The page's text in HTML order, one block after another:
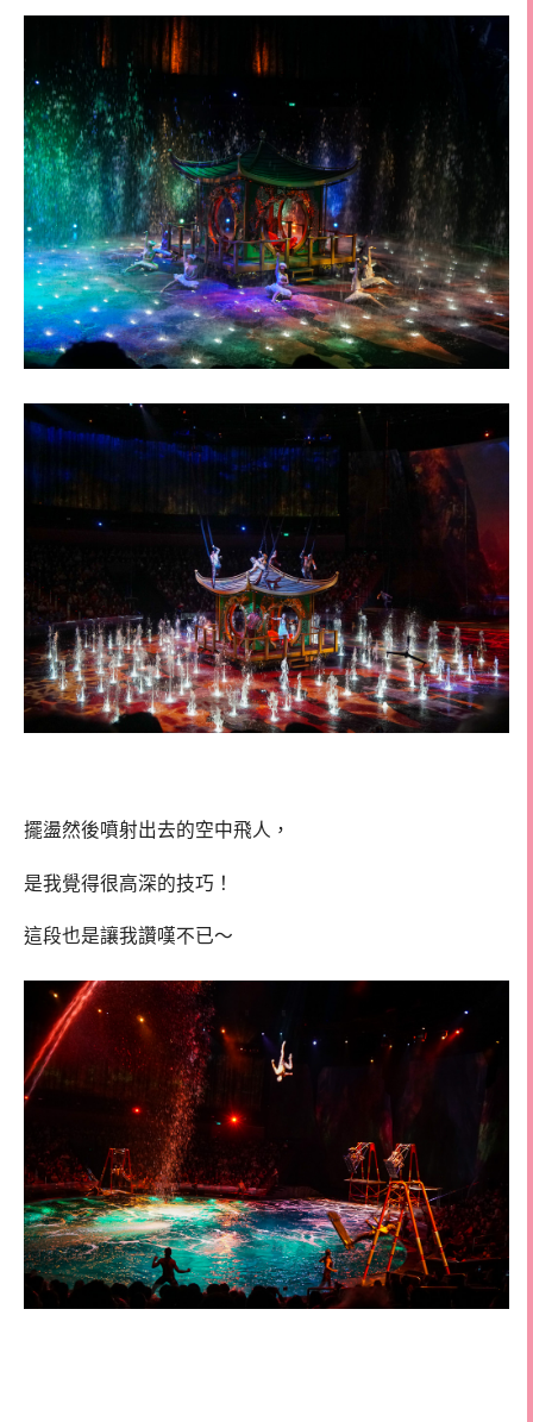
擺盪然後噴射出去的空中飛人，
是我覺得很高深的技巧！
這段也是讓我讚嘆不已～